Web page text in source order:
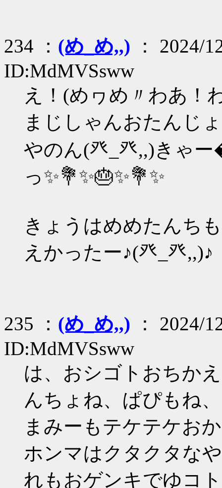
234 ： (め_め,,) ： 2024/
ID:MdMVSsww
え！(めヮめ〃わあ！
まじしゃんおたんじ
やのん(癶_癶,,)きゃ
っ✨💐✨🎂✨💐✨
きょうはめめたんち
えかったー♪(癶_癶,,)♪
235 ： (め_め,,) ： 2024/
ID:MdMVSsww
は、おシゴトおちか
んちょね、ぱぴもね
まみーもテケテケお
ホンマはクタクタな
れもおゲンキでゆコ